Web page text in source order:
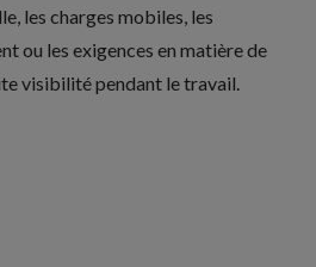
les charges mobiles, les
ou les exigences en matière de
visibilité pendant le travail.